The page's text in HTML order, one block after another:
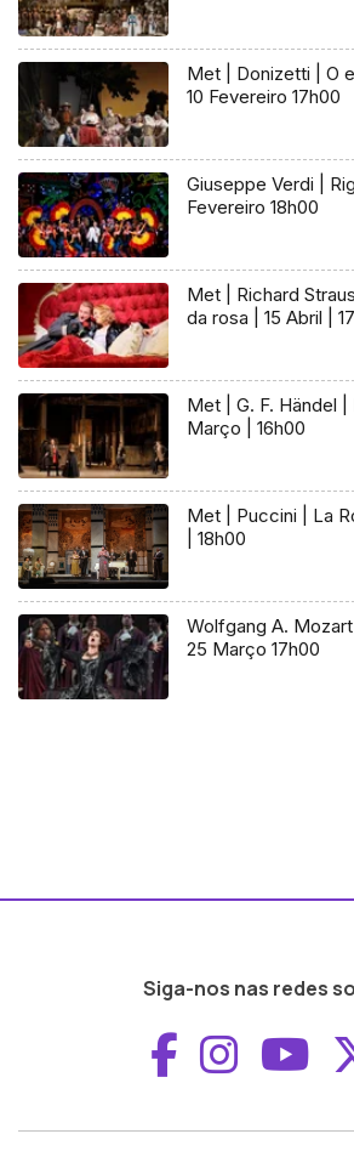
Met | Donizetti | O
10 Fevereiro 17h00
Giuseppe Verdi |
Fevereiro 18h00
Met | Richard
da rosa | 15 Abril
Met | G. F. Händel |
Março | 16h00
Met | Puccini | La Rondine
| 18h00
Wolfgang A. Mozart
25 Março 17h00
Siga-nos nas redes
Aceder